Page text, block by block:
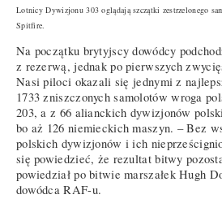
Lotnicy Dywizjonu 303 oglądają szczątki zestrzelonego
Spitfire.
Na początku brytyjscy dowódcy
z rezerwą, jednak po pierwszych
Nasi piloci okazali się jednymi z
1733 zniszczonych samolotów wroga
203, a z 66 alianckich dywizjonów
bo aż 126 niemieckich maszyn. – Bez
polskich dywizjonów i ich
się powiedzieć, że rezultat bitwy
powiedział po bitwie marszałek Hugh
dowódca RAF-u.